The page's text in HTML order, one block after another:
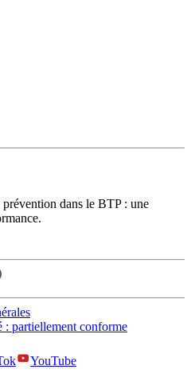
dans le BTP : une
: partiellement conforme
YouTube